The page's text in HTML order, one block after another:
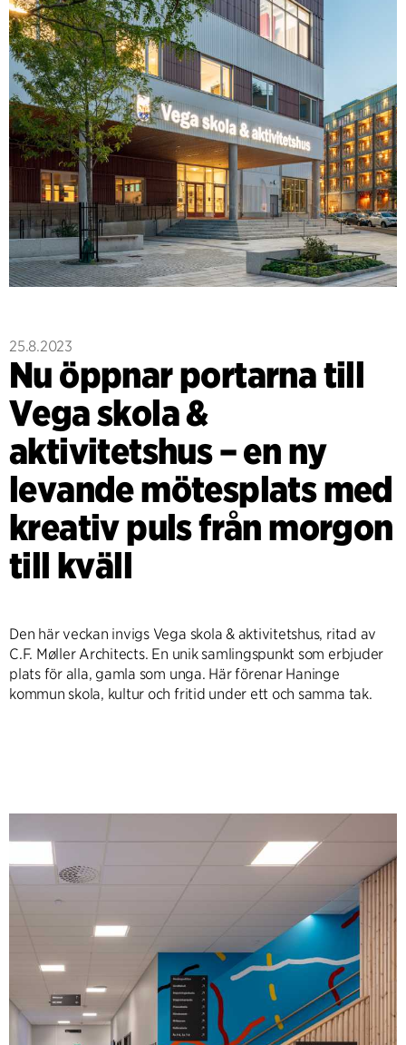
25.8.2023
Nu öppnar portarna till
Vega skola &
aktivitetshus – en ny
levande mötesplats med
kreativ puls från morgon
till kväll
Den här veckan invigs Vega skola & aktivitetshus, ritad av
C.F. Møller Architects. En unik samlingspunkt som erbjuder
plats för alla, gamla som unga. Här förenar Haninge
kommun skola, kultur och fritid under ett och samma tak.